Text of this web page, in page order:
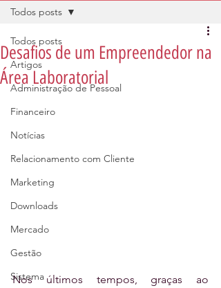
Todos posts
Artigos
Administração de Pessoal
Financeiro
Notícias
Relacionamento com Cliente
Marketing
Downloads
Mercado
Gestão
Sistema
Todos posts
Desafios de um Empreendedor na
Área Laboratorial
Nos últimos tempos, graças ao